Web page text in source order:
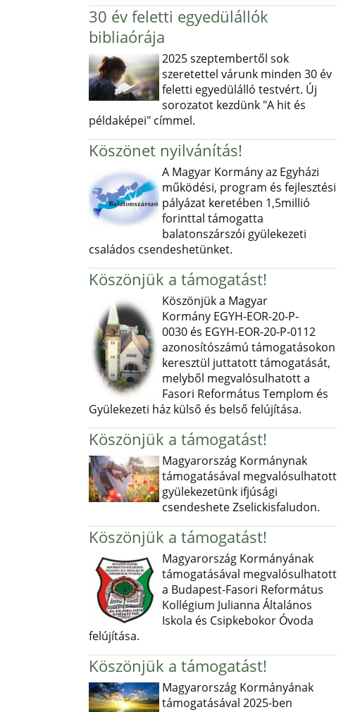
30 év feletti egyedülállók
bibliaórája
2025 szeptembertől sok
szeretettel várunk minden 30 év
feletti egyedülálló testvért. Új
sorozatot kezdünk "A hit és
példaképei" címmel.
Köszönet nyilvánítás!
A Magyar Kormány az Egyházi
működési, program és fejlesztési
pályázat keretében 1,5millió
forinttal támogatta
balatonszárszói gyülekezeti
családos csendeshetünket.
Köszönjük a támogatást!
Köszönjük a Magyar
Kormány EGYH-EOR-20-P-
0030 és EGYH-EOR-20-P-0112
azonosítószámú támogatásokon
keresztül juttatott támogatását,
melyből megvalósulhatott a
Fasori Református Templom és
Gyülekezeti ház külső és belső felújítása.
Köszönjük a támogatást!
Magyarország Kormánynak
támogatásával megvalósulhatott
gyülekezetünk ifjúsági
csendeshete Zselickisfaludon.
Köszönjük a támogatást!
Magyarország Kormányának
támogatásával megvalósulhatott
a Budapest-Fasori Református
Kollégium Julianna Általános
Iskola és Csipkebokor Óvoda
felújítása.
Köszönjük a támogatást!
Magyarország Kormányának
támogatásával 2025-ben